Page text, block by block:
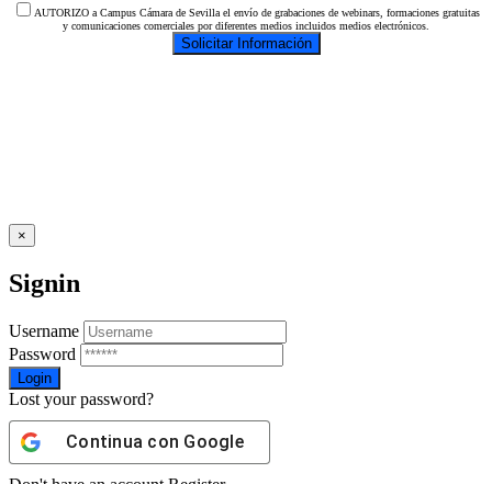
AUTORIZO a Campus Cámara de Sevilla el envío de grabaciones de webinars, formaciones gratuitas
y comunicaciones comerciales por diferentes medios incluidos medios electrónicos.
×
Signin
Username
Password
Lost your password?
Continua con Google